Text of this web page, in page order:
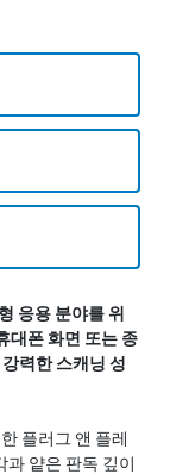
응용 분야를 위
대폰 화면 또는 종
력한 스캐닝 성
플러그 앤 플레
과 얕은 판독 깊이